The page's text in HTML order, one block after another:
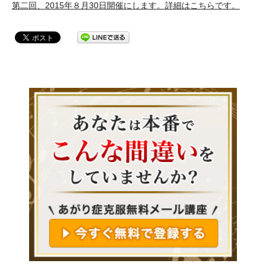
第二回、2015年８月30日開催にします。詳細はこちらです。